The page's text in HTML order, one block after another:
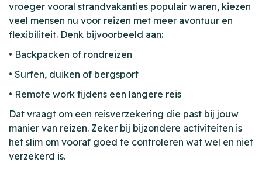
vroeger vooral strandvakanties populair waren, kiezen
veel mensen nu voor reizen met meer avontuur en
flexibiliteit. Denk bijvoorbeeld aan:
• Backpacken of rondreizen
• Surfen, duiken of bergsport
• Remote work tijdens een langere reis
Dat vraagt om een reisverzekering die past bij jouw
manier van reizen. Zeker bij bijzondere activiteiten is
het slim om vooraf goed te controleren wat wel en niet
verzekerd is.